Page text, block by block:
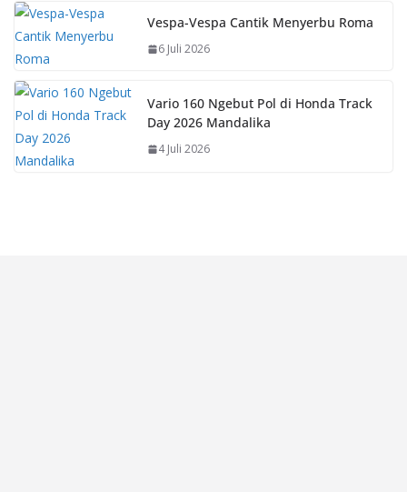
Vespa-Vespa Cantik Menyerbu Roma
6 Juli 2026
Vario 160 Ngebut Pol di Honda Track
Day 2026 Mandalika
4 Juli 2026